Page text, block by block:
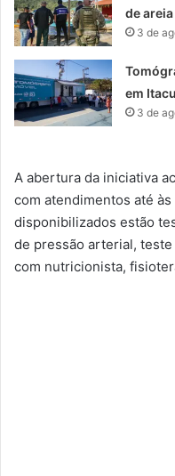
de
3 de
em
3 de
A abertura da iniciativa
com atendimentos até
disponibilizados estão
de pressão arterial,
com nutricionista,